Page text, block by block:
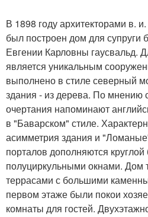
В 1898 году архитекторами в.
был построен дом для супруги
Евгении Карловны гаусвальд.
является уникальным
выполнено в стиле северный
здания - из дерева. По мнению
очертания напоминают
в "Баварском" стиле.
асимметрия здания и
порталов дополняются
полуциркульными окнами. Дом
террасами с большими
первом этаже были покои
комнаты для гостей.